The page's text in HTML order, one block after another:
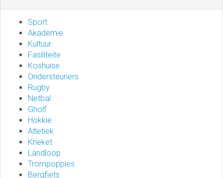
Sport
Akademie
Kultuur
Fasiliteite
Koshuise
Ondersteuners
Rugby
Netbal
Gholf
Hokkie
Atletiek
Krieket
Landloop
Trompoppies
Bergfiets